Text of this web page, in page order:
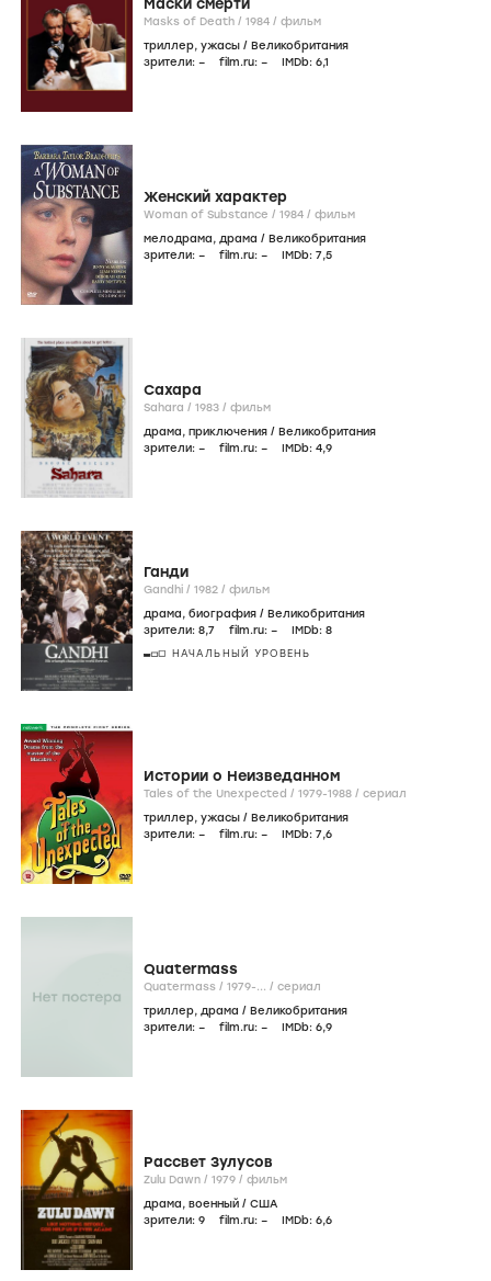
Маски смерти
Masks of Death / 1984 / фильм
триллер, ужасы / Великобритания
зрители: – film.ru: – IMDb: 6,1
Женский характер
Woman of Substance / 1984 / фильм
мелодрама, драма / Великобритания
зрители: – film.ru: – IMDb: 7,5
Сахара
Sahara / 1983 / фильм
драма, приключения / Великобритания
зрители: – film.ru: – IMDb: 4,9
Ганди
Gandhi / 1982 / фильм
драма, биография / Великобритания
зрители: 8,7 film.ru: – IMDb: 8
НАЧАЛЬНЫЙ УРОВЕНЬ
Истории о Неизведанном
Tales of the Unexpected / 1979-1988 / сериал
триллер, ужасы / Великобритания
зрители: – film.ru: – IMDb: 7,6
Quatermass
Quatermass / 1979-... / сериал
триллер, драма / Великобритания
зрители: – film.ru: – IMDb: 6,9
Рассвет Зулусов
Zulu Dawn / 1979 / фильм
драма, военный / США
зрители: 9 film.ru: – IMDb: 6,6